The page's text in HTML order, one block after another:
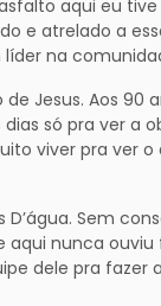
aqui eu
e atrelado a
líder na
Jesus. Aos 90
só pra ver a
viver pra ver o
Sem
aqui nunca
dele pra fazer